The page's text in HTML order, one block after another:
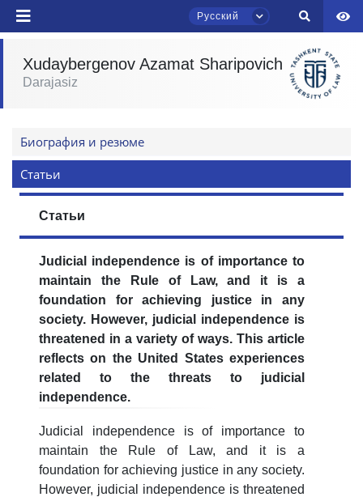
Русский
Ваш номер телефона
Почта
отправить
Xudaybergenov Azamat Sharipovich
Darajasiz
Биография и резюме
Статьи
Статьи
Judicial independence is of importance to
maintain the Rule of Law, and it is a
foundation for achieving justice in any
society. However, judicial independence is
threatened in a variety of ways. This article
reflects on the United States experiences
related to the threats to judicial
independence.
Judicial independence is of importance to
maintain the Rule of Law, and it is a
foundation for achieving justice in any society.
However, judicial independence is threatened
Здравствуйте! Добро пожаловать в чат
приёмной комиссии ТГЮУ.
Выберите тему — затем появятся
конкретные вопросы:
1. Документы (бакалавр) (5) 2. Документы (магистр) (4)
3. Собеседование (бакалавр) (8)
8. Квота (бакалавриат) (1) 9. Квота (магистратура) (1)
✉️ Написать администратору